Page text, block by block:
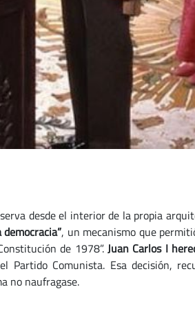
desde el interior de la propia
, un mecanismo que
de 1978”. Juan Carlos I
Partido Comunista. Esa decisión,
no naufragase.